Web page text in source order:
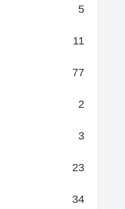
5
11
77
2
3
23
34